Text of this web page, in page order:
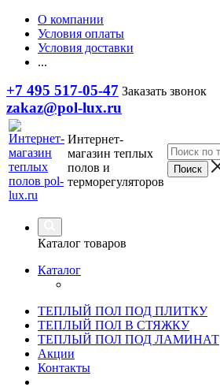
О компании
Условия оплаты
Условия доставки
...
+7 495 517-05-47 Заказать звонок
zakaz@pol-lux.ru
Интернет-
магазин теплых
полов и
терморегуляторов
Каталог товаров
Каталог
ТЕПЛЫЙ ПОЛ ПОД ПЛИТКУ
ТЕПЛЫЙ ПОЛ В СТЯЖКУ
ТЕПЛЫЙ ПОЛ ПОД ЛАМИНАТ
Акции
Контакты